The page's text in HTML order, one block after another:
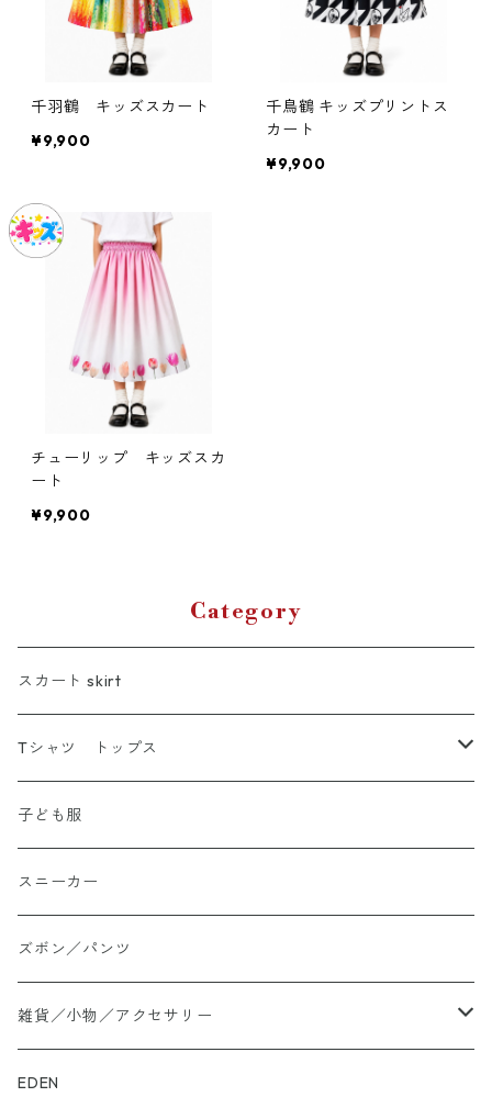
千羽鶴 キッズスカート
¥9,900
千鳥鶴 キッズプリントス
カート
¥9,900
チューリップ キッズスカ
ート
¥9,900
Category
スカート skirt
Tシャツ トップス
Tシャツ
シャツ
大きいサイズ
ロングTシャツ
子ども服
スニーカー
ズボン／パンツ
雑貨／小物／アクセサリー
トートバッグ
EDEN